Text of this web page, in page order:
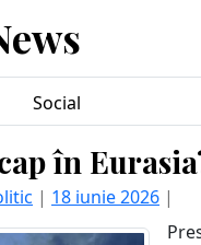
Social
în
| 18 iunie 2026 |